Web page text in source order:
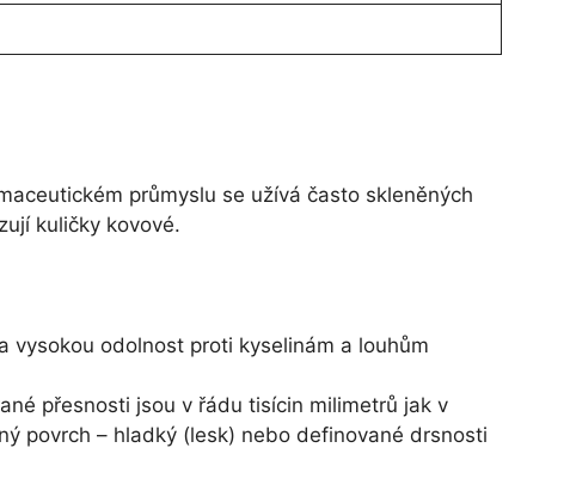
průmyslu se užívá často skleněných
kuličky kovové.
odolnost proti kyselinám a louhům
přesnosti jsou v řádu tisícin milimetrů jak v
povrch – hladký (lesk) nebo definované drsnosti